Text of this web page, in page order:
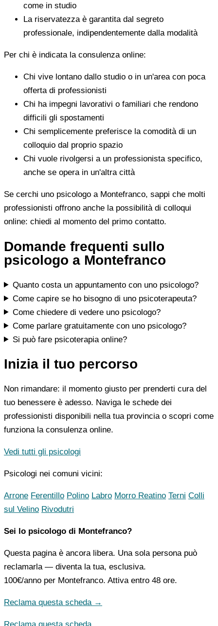
come in studio
La riservatezza è garantita dal segreto
professionale, indipendentemente dalla modalità
Per chi è indicata la consulenza online:
Chi vive lontano dallo studio o in un'area con poca
offerta di professionisti
Chi ha impegni lavorativi o familiari che rendono
difficili gli spostamenti
Chi semplicemente preferisce la comodità di un
colloquio dal proprio spazio
Chi vuole rivolgersi a un professionista specifico,
anche se opera in un'altra città
Se cerchi uno psicologo a Montefranco, sappi che molti
professionisti offrono anche la possibilità di colloqui
online: chiedi al momento del primo contatto.
Domande frequenti sullo
psicologo a Montefranco
Quanto costa un appuntamento con uno psicologo?
Come capire se ho bisogno di uno psicoterapeuta?
Come chiedere di vedere uno psicologo?
Come parlare gratuitamente con uno psicologo?
Si può fare psicoterapia online?
Inizia il tuo percorso
Non rimandare: il momento giusto per prenderti cura del
tuo benessere è adesso. Naviga le schede dei
professionisti disponibili nella tua provincia o scopri come
funziona la consulenza online.
Vedi tutti gli psicologi
Psicologi nei comuni vicini:
Arrone Ferentillo Polino Labro Morro Reatino Terni Colli
sul Velino Rivodutri
Sei lo psicologo di Montefranco?
Questa pagina è ancora libera. Una sola persona può
reclamarla — diventa la tua, esclusiva.
100€/anno per Montefranco. Attiva entro 48 ore.
Reclama questa scheda →